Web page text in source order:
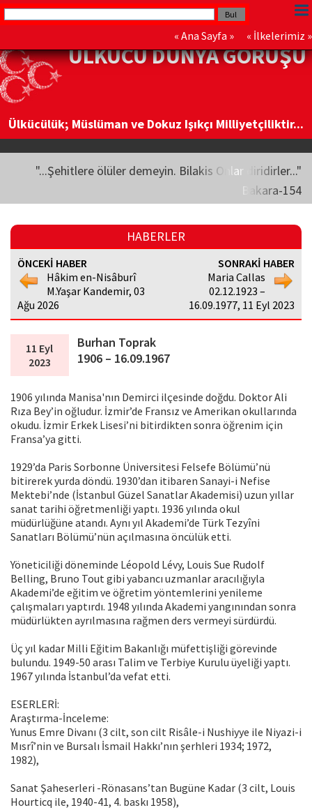
« Ana Sayfa » « İlkelerimiz »
ÜLKÜCÜ DÜNYA GÖRÜŞÜ
Ülkücülük; Müslüman ve Dokuz Işıkçı Milliyetçiliktir...
"...Şehitlere ölüler demeyin. Bilakis Onlar diridirler..."
Bakara-154
HABERLER
ÖNCEKİ HABER
Hâkim en-Nisâburî
M.Yaşar Kandemir, 03
Ağu 2026
SONRAKİ HABER
Maria Callas
02.12.1923 –
16.09.1977, 11 Eyl 2023
11 Eyl
2023
Burhan Toprak
1906 – 16.09.1967
1906 yılında Manisa'nın Demirci ilçesinde doğdu. Doktor Ali
Rıza Bey’in oğludur. İzmir’de Fransız ve Amerikan okullarında
okudu. İzmir Erkek Lisesi’ni bitirdikten sonra öğrenim için
Fransa’ya gitti.
1929’da Paris Sorbonne Üniversitesi Felsefe Bölümü’nü
bitirerek yurda döndü. 1930’dan itibaren Sanayi-i Nefise
Mektebi’nde (İstanbul Güzel Sanatlar Akademisi) uzun yıllar
sanat tarihi öğretmenliği yaptı. 1936 yılında okul
müdürlüğüne atandı. Aynı yıl Akademi’de Türk Tezyîni
Sanatları Bölümü’nün açılmasına öncülük etti.
Yöneticiliği döneminde Léopold Lévy, Louis Sue Rudolf
Belling, Bruno Tout gibi yabancı uzmanlar aracılığıyla
Akademi’de eğitim ve öğretim yöntemlerini yenileme
çalışmaları yaptırdı. 1948 yılında Akademi yangınından sonra
müdürlükten ayrılmasına rağmen ders vermeyi sürdürdü.
Üç yıl kadar Milli Eğitim Bakanlığı müfettişliği görevinde
bulundu. 1949-50 arası Talim ve Terbiye Kurulu üyeliği yaptı.
1967 yılında İstanbul’da vefat etti.
ESERLERİ:
Araştırma-İnceleme:
Yunus Emre Divanı (3 cilt, son cilt Risâle-i Nushiyye ile Niyazi-i
Mısrî’nin ve Bursalı İsmail Hakkı’nın şerhleri 1934; 1972,
1982),
Sanat Şaheserleri -Rönasans’tan Bugüne Kadar (3 cilt, Louis
Hourticq ile, 1940-41, 4. baskı 1958),